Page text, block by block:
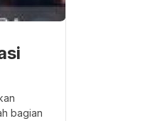
bagian